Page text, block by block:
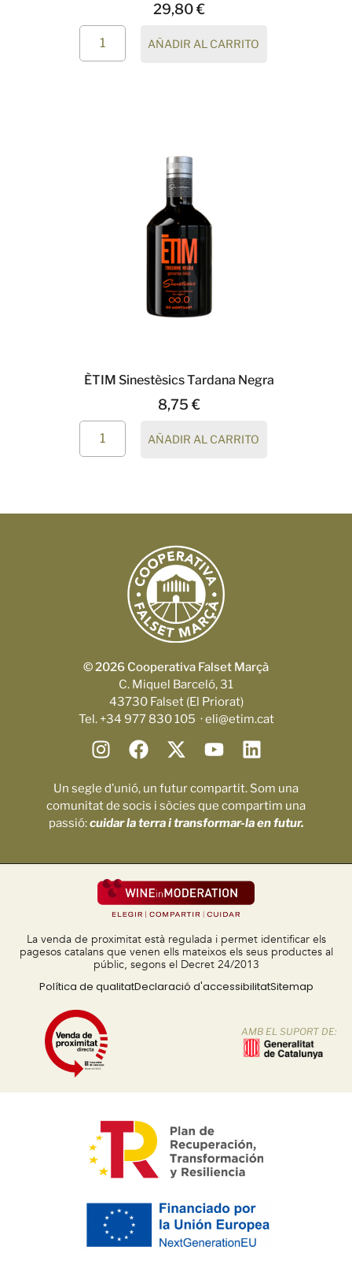
29,80€
AÑADIR AL CARRITO
ÈTIM Sinestèsics Tardana Negra
8,75€
AÑADIR AL CARRITO
© 2026 Cooperativa Falset Marçà
C. Miquel Barceló, 31
43730 Falset (El Priorat)
Tel. +34 977 830 105 · eli@etim.cat
Un segle d’unió, un futur compartit. Som una
comunitat de socis i sòcies que compartim una
passió:cuidar la terra i transformar-la en futur.
La venda de proximitat està regulada i permet identificar els
pagesos catalans que venen ells mateixos els seus productes al
públic, segons el Decret 24/2013
Política de qualitatDeclaració d'accessibilitatSitemap
AMB EL SUPORT DE: